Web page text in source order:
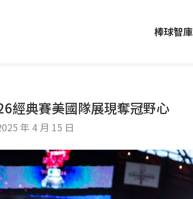
棒球智庫
經典賽美國隊展現奪冠野心
年 4 月 15 日